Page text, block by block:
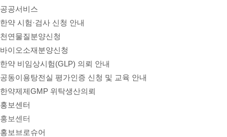
공공서비스
한약 시험·검사 신청 안내
천연물질분양신청
바이오소재분양신청
한약 비임상시험(GLP) 의뢰 안내
공동이용탕전실 평가인증 신청 및 교육 안내
한약제제GMP 위탁생산의뢰
홍보센터
홍보센터
홍보브로슈어